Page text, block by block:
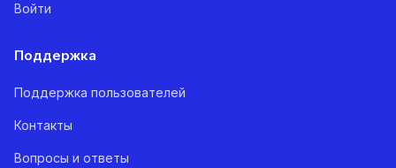
Войти
Поддержка
Поддержка пользователей
Контакты
Вопросы и ответы